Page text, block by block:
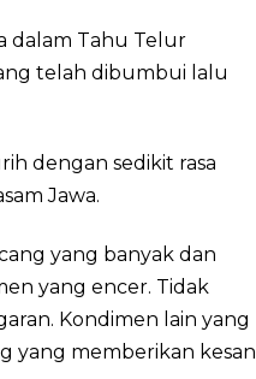
dalam Tahu Telur
telah dibumbui lalu
dengan sedikit rasa
Jawa.
yang banyak dan
yang encer. Tidak
Kondimen lain yang
yang memberikan kesan